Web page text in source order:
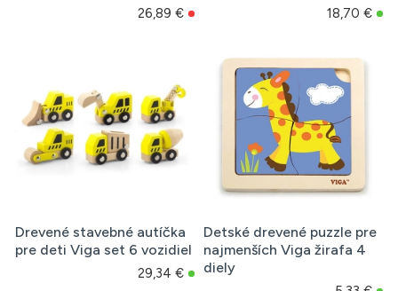
26,89 € 18,70 €
Drevené stavebné autíčka
pre deti Viga set 6 vozidiel
29,34 €
Detské drevené puzzle pre
najmenších Viga žirafa 4
diely